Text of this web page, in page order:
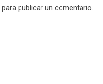
para publicar un comentario.